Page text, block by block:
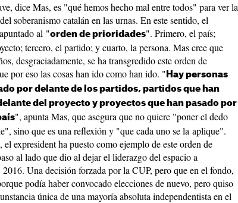
dice Mas, es "qué hemos hecho mal entre todos" para ver la
soberanismo catalán en las urnas. En este sentido, el
al "orden de prioridades". Primero, el país;
tercero, el partido; y cuarto, la persona. Mas cree que
desgraciadamente, se ha transgredido este orden de
por eso las cosas han ido como han ido. " Hay personas
por delante de los partidos, partidos que han
del proyecto y proyectos que han pasado por
", apunta Mas, que asegura que no quiere "poner el dedo
sino que es una reflexión y "que cada uno se la aplique".
el expresident ha puesto como ejemplo de este orden de
al lado que dio al dejar el liderazgo del espacio a
Una decisión forzada por la CUP, pero que en el fondo,
podía haber convocado elecciones de nuevo, pero quiso
única de una mayoría absoluta independentista en el